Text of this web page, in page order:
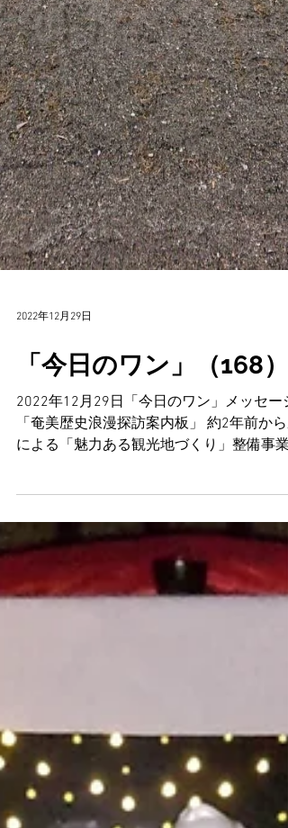
2022年12月29日
「今日のワン」（168）
2022年12月29日「今日のワン」メッセージ
による「魅力ある観光地づくり」整備事業
して勧められてきた歴史探訪の案内版が、
の度大笠利教会正門そばに設置されること
なった。大笠利教会の歩みと「アンジェラ
の鐘」の歴史の解説が掲示...